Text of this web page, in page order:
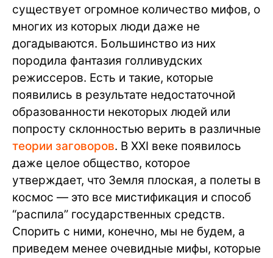
существует огромное количество мифов, о
многих из которых люди даже не
догадываются. Большинство из них
породила фантазия голливудских
режиссеров. Есть и такие, которые
появились в результате недостаточной
образованности некоторых людей или
попросту склонностью верить в различные
теории заговоров. В XXI веке появилось
даже целое общество, которое
утверждает, что Земля плоская, а полеты в
космос — это все мистификация и способ
“распила” государственных средств.
Спорить с ними, конечно, мы не будем, а
приведем менее очевидные мифы, которые